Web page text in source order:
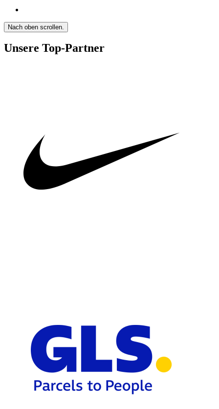
Nach oben scrollen.
Unsere Top-Partner